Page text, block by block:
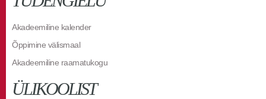
Akadeemiline kalender
Õppimine välismaal
Akadeemiline raamatukogu
ÜLIKOOLIST